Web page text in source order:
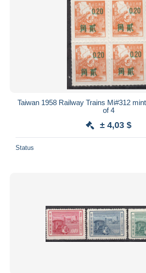
Übernehmen
Taiwan 1958 Railway Trains Mi#312
of 4
± 4,03 $
Status